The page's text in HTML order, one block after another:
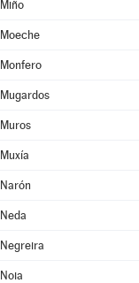
Miño
Moeche
Monfero
Mugardos
Muros
Muxía
Narón
Neda
Negreira
Noia